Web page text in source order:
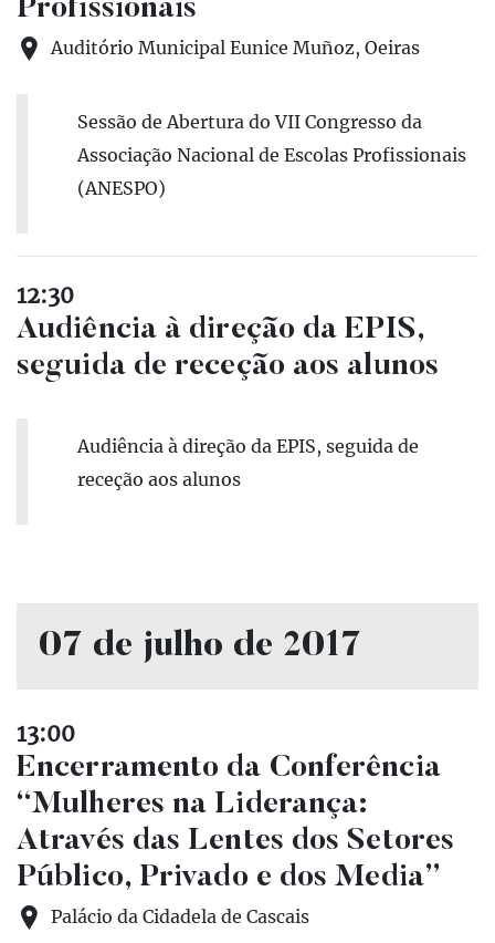
Profissionais
Auditório Municipal Eunice Muñoz, Oeiras
Sessão de Abertura do VII Congresso da
Associação Nacional de Escolas Profissionais
(ANESPO)
12:30
Audiência à direção da EPIS,
seguida de receção aos alunos
Audiência à direção da EPIS, seguida de
receção aos alunos
07 de julho de 2017
13:00
Encerramento da Conferência
“Mulheres na Liderança:
Através das Lentes dos Setores
Público, Privado e dos Media”
Palácio da Cidadela de Cascais